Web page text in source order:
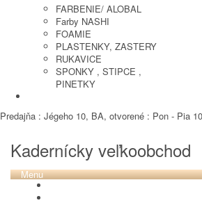
FARBENIE/ ALOBAL
Farby NASHI
FOAMIE
PLASTENKY, ZASTERY
RUKAVICE
SPONKY , STIPCE ,
PINETKY
Predajňa : Jégeho 10, BA, otvorené : Pon - Pia
Kadernícky veľkoobchod
Menu